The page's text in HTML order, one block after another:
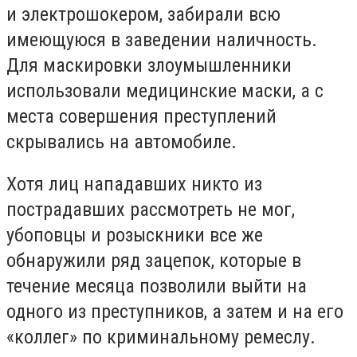
и электрошокером, забирали всю
имеющуюся в заведении наличность.
Для маскировки злоумышленники
использовали медицинские маски, а с
места совершения преступлений
скрывались на автомобиле.
Хотя лиц нападавших никто из
пострадавших рассмотреть не мог,
убоповцы и розыскники все же
обнаружили ряд зацепок, которые в
течение месяца позволили выйти на
одного из преступников, а затем и на его
«коллег» по криминальному ремеслу.